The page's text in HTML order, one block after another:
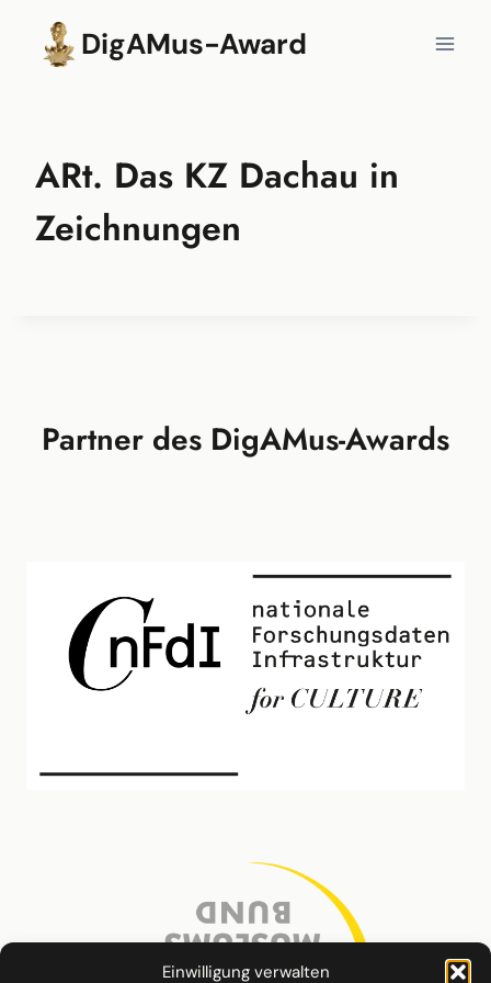
Einwilligung verwalten
springen
DigAMus-Award
ARt. Das KZ Dachau in
Zeichnungen
Partner des DigAMus-Awards